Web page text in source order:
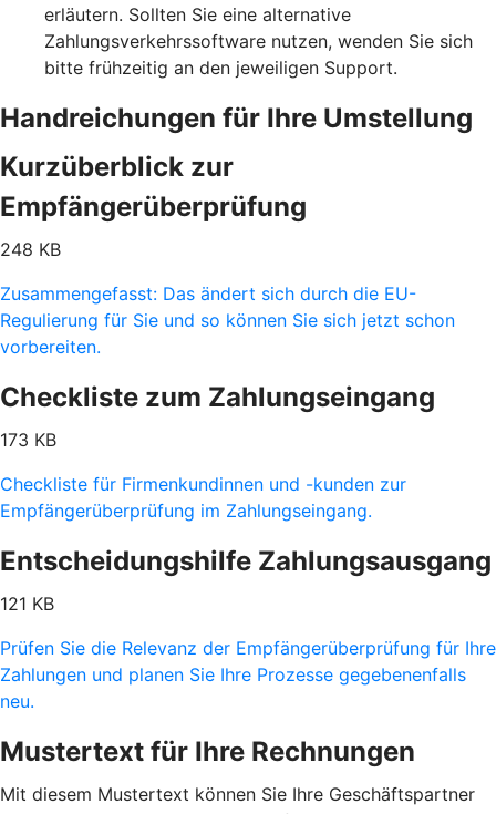
erläutern. Sollten Sie eine alternative
Zahlungsverkehrssoftware nutzen, wenden Sie sich
bitte frühzeitig an den jeweiligen Support.
Handreichungen für Ihre Umstellung
Kurzüberblick zur
Empfängerüberprüfung
248 KB
Zusammengefasst: Das ändert sich durch die EU-
Regulierung für Sie und so können Sie sich jetzt schon
vorbereiten.
Checkliste zum Zahlungseingang
173 KB
Checkliste für Firmenkundinnen und -kunden zur
Empfängerüberprüfung im Zahlungseingang.
Entscheidungshilfe Zahlungsausgang
121 KB
Prüfen Sie die Relevanz der Empfängerüberprüfung für Ihre
Zahlungen und planen Sie Ihre Prozesse gegebenenfalls
neu.
Mustertext für Ihre Rechnungen
Mit diesem Mustertext können Sie Ihre Geschäftspartner